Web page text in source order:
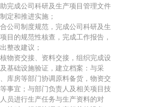
完成公司科研及生产项目管理文件
定和推进实施；
公司制度规范，完成公司科研及生
目的规范性核查，完成工作报告，
整改建议；
物资交接、资料交接，组织完成设
基础设施验证，建立档案：与采
库房等部门协调原料备货，物资交
事宜；与部门负责人及相关项目技
员进行生产任务与生产资料的对